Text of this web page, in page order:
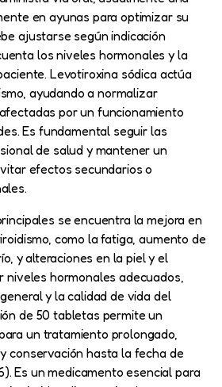
en ayunas para optimizar su
ajustarse según indicación
los niveles hormonales y la
Levotiroxina sódica actúa
ayudando a normalizar
por un funcionamiento
Es fundamental seguir las
de salud y mantener un
efectos secundarios o
se encuentra la mejora en
como la fatiga, aumento de
y alteraciones en la piel y el
niveles hormonales adecuados,
y la calidad de vida del
de 50 tabletas permite un
un tratamiento prolongado,
conservación hasta la fecha de
Es un medicamento esencial para